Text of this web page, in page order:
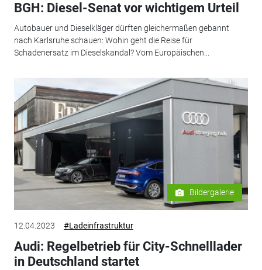
BGH: Diesel-Senat vor wichtigem Urteil
Autobauer und Dieselkläger dürften gleichermaßen gebannt
nach Karlsruhe schauen: Wohin geht die Reise für
Schadenersatz im Dieselskandal? Vom Europäischen...
Bildergalerie
12.04.2023 #Ladeinfrastruktur
Audi: Regelbetrieb für City-Schnelllader
in Deutschland startet